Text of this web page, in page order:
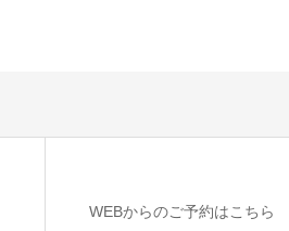
WEBからのご予約はこちら